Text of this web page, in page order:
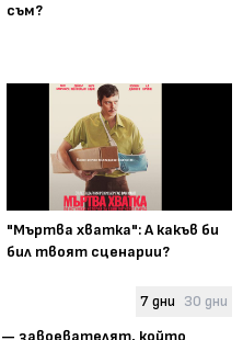
съм?
"Мъртва хватка": А какъв би
бил твоят сценарии?
7 дни 30 дни